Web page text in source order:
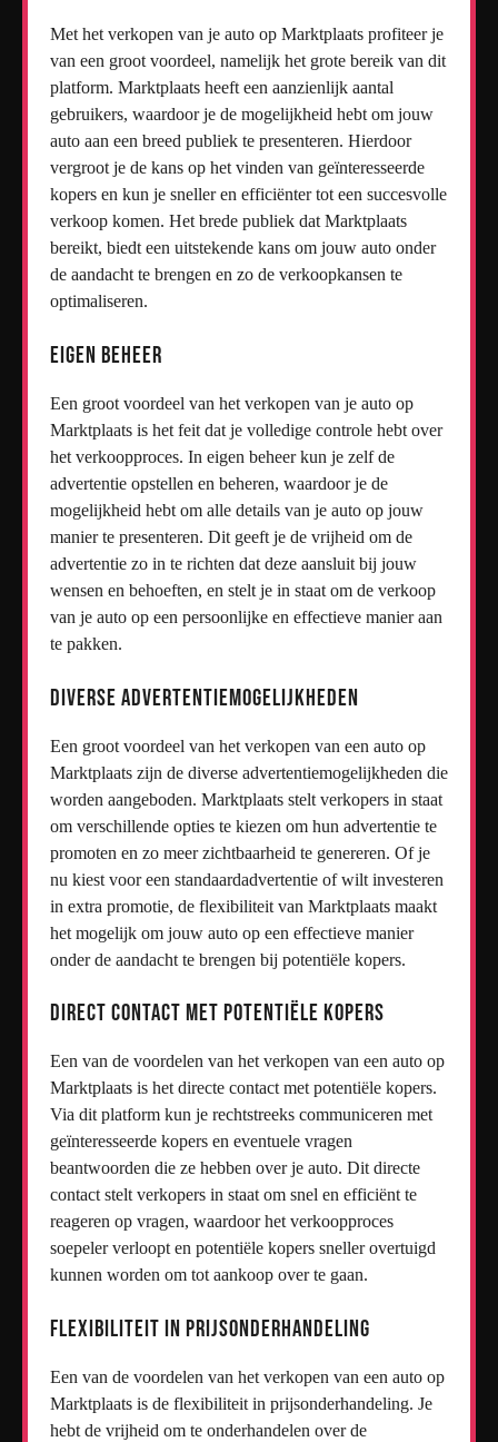
Met het verkopen van je auto op Marktplaats profiteer je
van een groot voordeel, namelijk het grote bereik van dit
platform. Marktplaats heeft een aanzienlijk aantal
gebruikers, waardoor je de mogelijkheid hebt om jouw
auto aan een breed publiek te presenteren. Hierdoor
vergroot je de kans op het vinden van geïnteresseerde
kopers en kun je sneller en efficiënter tot een succesvolle
verkoop komen. Het brede publiek dat Marktplaats
bereikt, biedt een uitstekende kans om jouw auto onder
de aandacht te brengen en zo de verkoopkansen te
optimaliseren.
Eigen beheer
Een groot voordeel van het verkopen van je auto op
Marktplaats is het feit dat je volledige controle hebt over
het verkoopproces. In eigen beheer kun je zelf de
advertentie opstellen en beheren, waardoor je de
mogelijkheid hebt om alle details van je auto op jouw
manier te presenteren. Dit geeft je de vrijheid om de
advertentie zo in te richten dat deze aansluit bij jouw
wensen en behoeften, en stelt je in staat om de verkoop
van je auto op een persoonlijke en effectieve manier aan
te pakken.
Diverse advertentiemogelijkheden
Een groot voordeel van het verkopen van een auto op
Marktplaats zijn de diverse advertentiemogelijkheden die
worden aangeboden. Marktplaats stelt verkopers in staat
om verschillende opties te kiezen om hun advertentie te
promoten en zo meer zichtbaarheid te genereren. Of je
nu kiest voor een standaardadvertentie of wilt investeren
in extra promotie, de flexibiliteit van Marktplaats maakt
het mogelijk om jouw auto op een effectieve manier
onder de aandacht te brengen bij potentiële kopers.
Direct contact met potentiële kopers
Een van de voordelen van het verkopen van een auto op
Marktplaats is het directe contact met potentiële kopers.
Via dit platform kun je rechtstreeks communiceren met
geïnteresseerde kopers en eventuele vragen
beantwoorden die ze hebben over je auto. Dit directe
contact stelt verkopers in staat om snel en efficiënt te
reageren op vragen, waardoor het verkoopproces
soepeler verloopt en potentiële kopers sneller overtuigd
kunnen worden om tot aankoop over te gaan.
Flexibiliteit in prijsonderhandeling
Een van de voordelen van het verkopen van een auto op
Marktplaats is de flexibiliteit in prijsonderhandeling. Je
hebt de vrijheid om te onderhandelen over de